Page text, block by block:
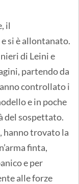
il
si è allontanato.
di Leini e
partendo da
controllato i
e in poche
del sospettato.
hanno trovato la
finta,
e per
alle forze